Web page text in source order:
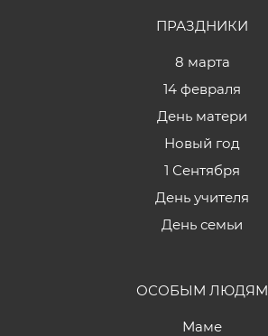
ПРАЗДНИКИ
8 марта
14 февраля
День матери
Новый год
1 Сентября
День учителя
День семьи
ОСОБЫМ ЛЮДЯМ
Маме